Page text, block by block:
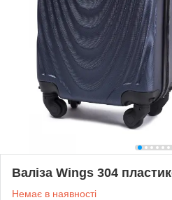
Валіза Wings 304
Немає в наявності